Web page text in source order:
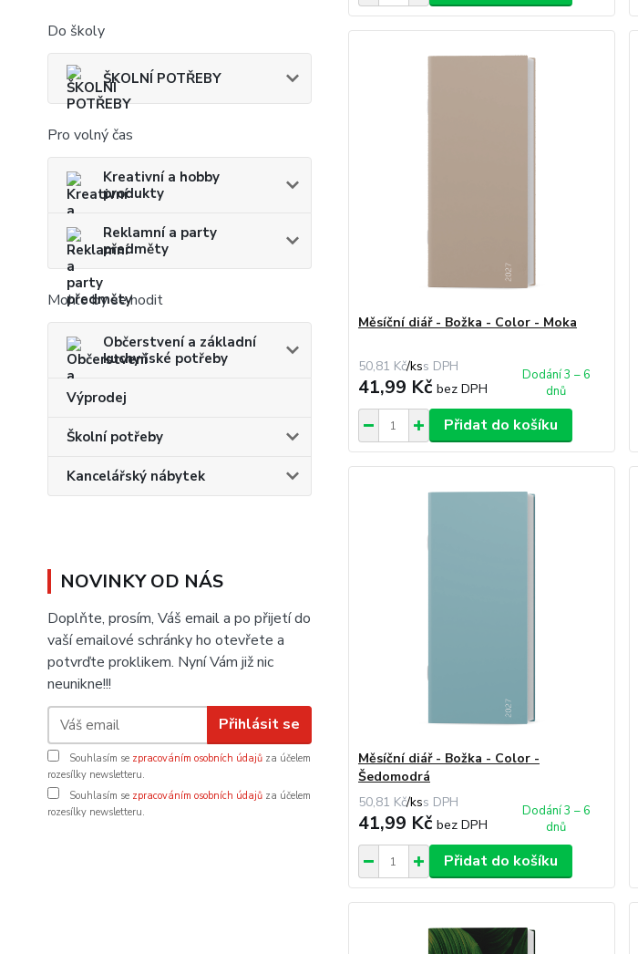
Do školy
ŠKOLNÍ POTŘEBY
Pro volný čas
Kreativní a hobby
produkty
Reklamní a party
předměty
Mohlo by se hodit
Občerstvení a základní
kuchyňské potřeby
Výprodej
Školní potřeby
Kancelářský nábytek
NOVINKY OD NÁS
Doplňte, prosím, Váš email a po přijetí do
vaší emailové schránky ho otevřete a
potvrďte proklikem. Nyní Vám již nic
neunikne!!!
Přihlásit se
Souhlasím se zpracováním osobních údajů za účelem
rozesílky newsletteru.
Souhlasím se zpracováním osobních údajů za účelem
rozesílky newsletteru.
Měsíční diář - Božka - Color - Moka
50,81 Kč/ks
41,99 Kč bez DPH
Dodání 3 – 6
dnů
Přidat do košíku
Měsíční diář - Božka - Color -
Šedomodrá
50,81 Kč/ks
41,99 Kč bez DPH
Dodání 3 – 6
dnů
Přidat do košíku